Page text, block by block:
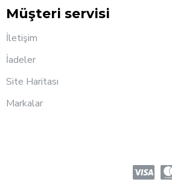
Müşteri servisi
İletişim
İadeler
Site Haritası
Markalar